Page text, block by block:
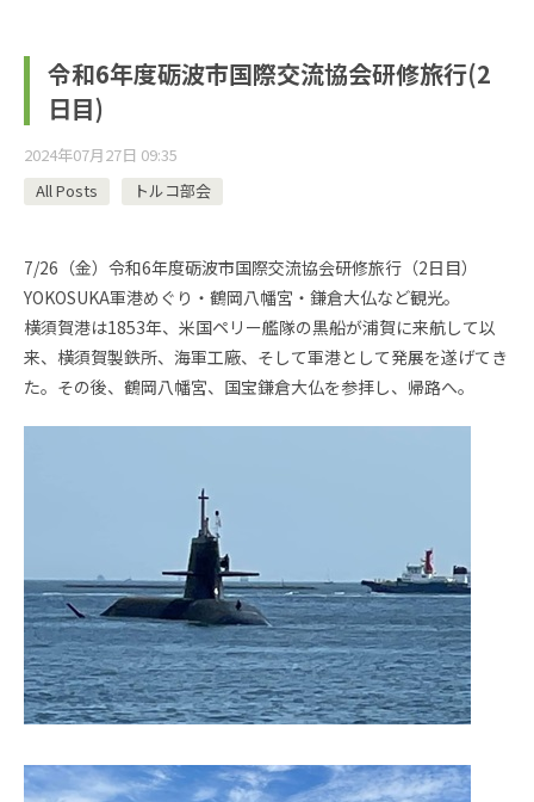
令和6年度砺波市国際交流協会研修旅行(2
日目)
2024年07月27日 09:35
All Posts
トルコ部会
7/26（金）令和6年度砺波市国際交流協会研修旅行（2日目）
YOKOSUKA軍港めぐり・鶴岡八幡宮・鎌倉大仏など観光。
横須賀港は1853年、米国ペリー艦隊の黒船が浦賀に来航して以
来、横須賀製鉄所、海軍工廠、そして軍港として発展を遂げてき
た。その後、鶴岡八幡宮、国宝鎌倉大仏を参拝し、帰路へ。